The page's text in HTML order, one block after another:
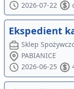
2026-07-22
Ekspedient
Sklep
PABIANICE
2026-06-25